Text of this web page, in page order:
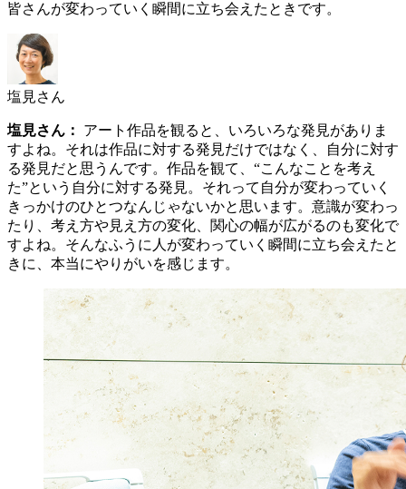
皆さんが変わっていく瞬間に立ち会えたときです。
塩見さん
塩見さん：
アート作品を観ると、いろいろな発見がありま
すよね。それは作品に対する発見だけではなく、自分に対す
る発見だと思うんです。作品を観て、“こんなことを考え
た”という自分に対する発見。それって自分が変わっていく
きっかけのひとつなんじゃないかと思います。意識が変わっ
たり、考え方や見え方の変化、関心の幅が広がるのも変化で
すよね。そんなふうに人が変わっていく瞬間に立ち会えたと
きに、本当にやりがいを感じます。